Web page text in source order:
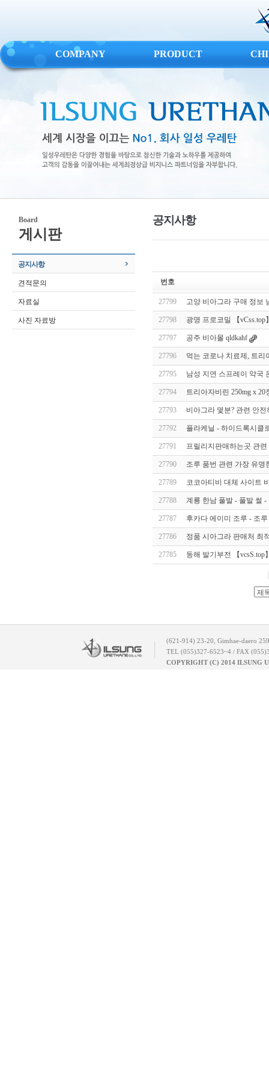
COMPANY PRODUCT
Board
게시판
공지사항
견적문의
자료실
사진 자료방
공지사항
번호
27799 고양 비아그라 구매 정보
27798 광명 프로코밀 【vCss.top
27797 공주 비아몰 qldkahf
27796 먹는 코로나 치료제, 트
27795 남성 지연 스프레이 약국
27794 트리아자비린 250mg x
27793 비아그라 몇분? 관련 안
27792 플라케닐 - 하이드록시클
27791 프릴리지판매하는곳 관
27790 조루 품번 관련 가장 유명
27789 코코아티비 대체 사이트
27788 계룡 한남 풀발 - 풀발 썰 -
27787 후카다 에이미 조루 - 조
27786 정품 시아그라 판매처 최
27785 동해 발기부전 【vcsS.top
(621-914) 23-20, Gimhae-daero
TEL (055)327-6523~4 / FAX
COPYRIGHT (C) 2014 ILSUNG